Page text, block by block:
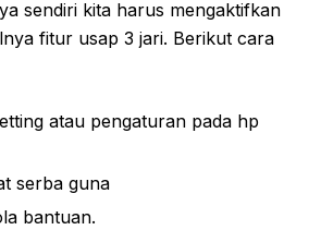
sendiri kita harus mengaktifkan
fitur usap 3 jari. Berikut cara
atau pengaturan pada hp
serba guna
bantuan.